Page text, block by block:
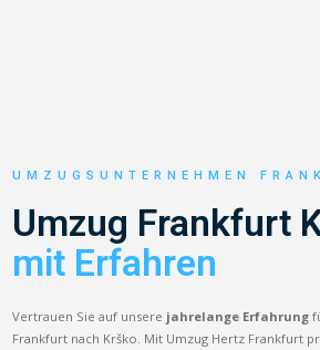
UMZUGSUNTERNEHMEN
Umzug Frankfurt
mit Erfahren
Vertrauen Sie auf unsere jahrelange Erfahrung
Frankfurt nach Krško. Mit Umzug Hertz Frankfurt